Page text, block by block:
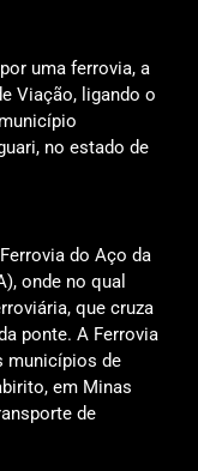
uma ferrovia, a
Viação, ligando o
no estado de
do Aço da
onde no qual
que cruza
ponte. A Ferrovia
municípios de
em Minas
de